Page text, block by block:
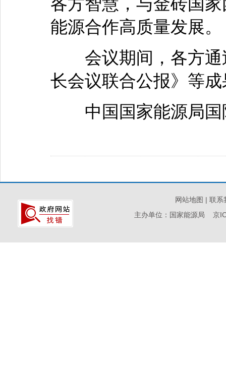
能源合作高质量发展。
会议期间，各方通
长会议联合公报》等
中国国家能源局国